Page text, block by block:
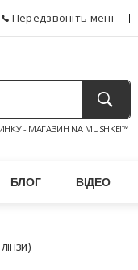
Передзвоніть мені
- МАГАЗИН NA MUSHKE!™
БЛОГ ВІДЕО